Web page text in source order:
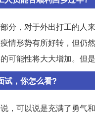
分，对于外出打工的
情形势有所好转，但仍
可能性将大大增加。但
试，你怎么看?
，可以说是充满了勇